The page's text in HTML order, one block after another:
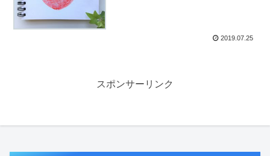
2019.07.25
スポンサーリンク